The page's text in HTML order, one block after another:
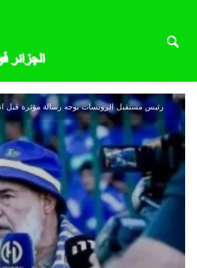
رئيس مستقبل الرويسات يوجه رسالة مؤثرة قبل